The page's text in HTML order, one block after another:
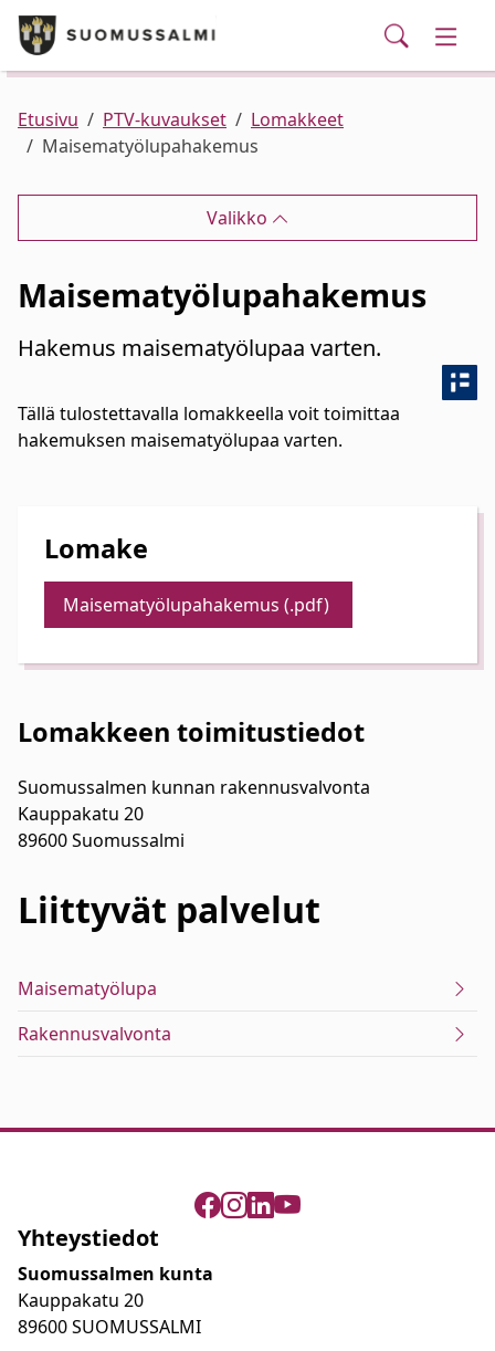
Siirry pääsisältöön
Puhelinluettelo/yhteystiedot
Palvelut
Ajankohtaista
Verkkokauppa
Haku
Kunta ja hallinto
Asuminen ja ympäristö
Elinvoima
Kulttuuri, vapaa-aika ja nuoret
Etusivu PTV-kuvaukset
Lomakkeet
Maisematyölupahakemus
Valikko
Maisematyölupahakemus
Hakemus maisematyölupaa varten.
Tällä tulostettavalla lomakkeella voit toimittaa
hakemuksen maisematyölupaa varten.
Lomake
Maisematyölupahakemus (.pdf)
Lomakkeen toimitustiedot
Suomussalmen kunnan rakennusvalvonta
Kauppakatu 20
89600 Suomussalmi
Liittyvät palvelut
Maisematyölupa
Rakennusvalvonta
Yhteystiedot
Suomussalmen kunta
Kauppakatu 20
89600 SUOMUSSALMI